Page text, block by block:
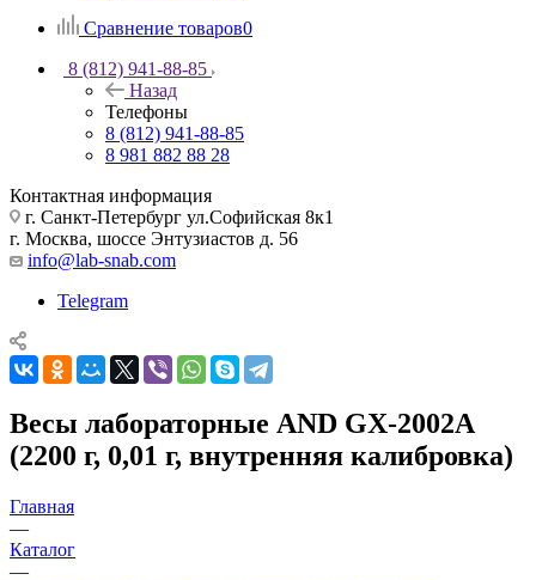
Сравнение товаров0
8 (812) 941-88-85
Назад
Телефоны
8 (812) 941-88-85
8 981 882 88 28
Контактная информация
г. Санкт-Петербург ул.Софийская 8к1
г. Москва, шоссе Энтузиастов д. 56
info@lab-snab.com
Telegram
Весы лабораторные AND GX-2002A
(2200 г, 0,01 г, внутренняя калибровка)
Главная
—
Каталог
—